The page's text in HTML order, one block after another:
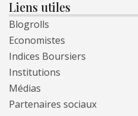
Liens utiles
Blogrolls
Economistes
Indices Boursiers
Institutions
Médias
Partenaires sociaux